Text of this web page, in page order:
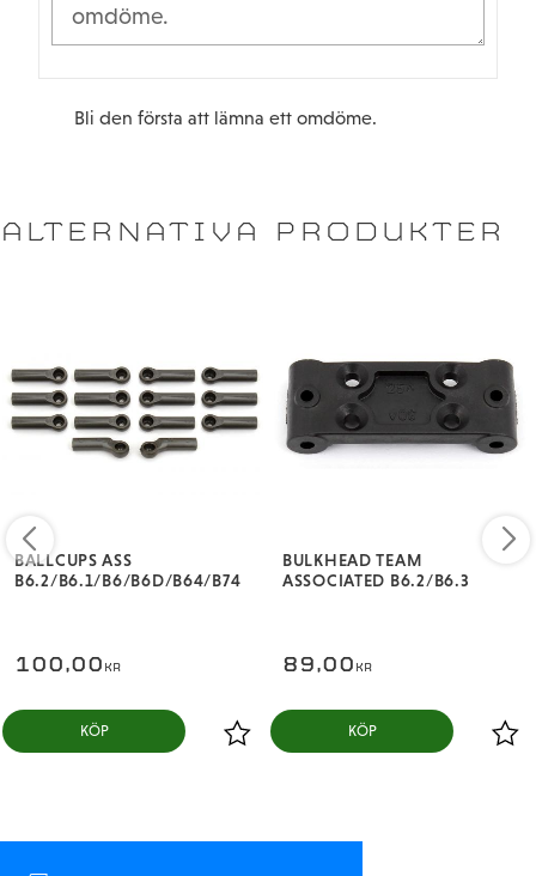
Bli den första att lämna ett omdöme.
ALTERNATIVA PRODUKTER
BALLCUPS ASS
B6.2/B6.1/B6/B6D/B64/B74
100,00 KR
KÖP
BULKHEAD TEAM
ASSOCIATED B6.2/B6.3
89,00 KR
KÖP